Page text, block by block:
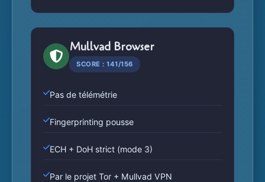
Mullvad Browser
SCORE : 141/156
Pas de télémétrie
Fingerprinting pousse
ECH + DoH strict (mode 3)
Par le projet Tor + Mullvad VPN